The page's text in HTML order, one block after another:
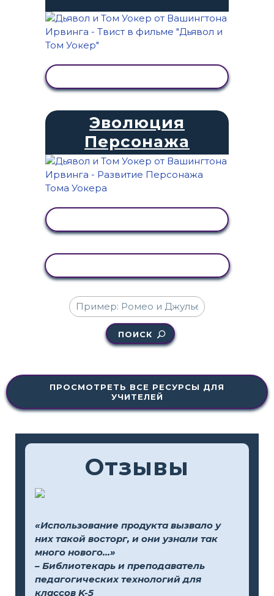
Эволюция
Персонажа
ПОИСК
ПРОСМОТРЕТЬ ВСЕ РЕСУРСЫ ДЛЯ
УЧИТЕЛЕЙ
Отзывы
«Использование продукта вызвало у
них такой восторг, и они узнали так
много нового...»
– Библиотекарь и преподаватель
педагогических технологий для
классов K-5